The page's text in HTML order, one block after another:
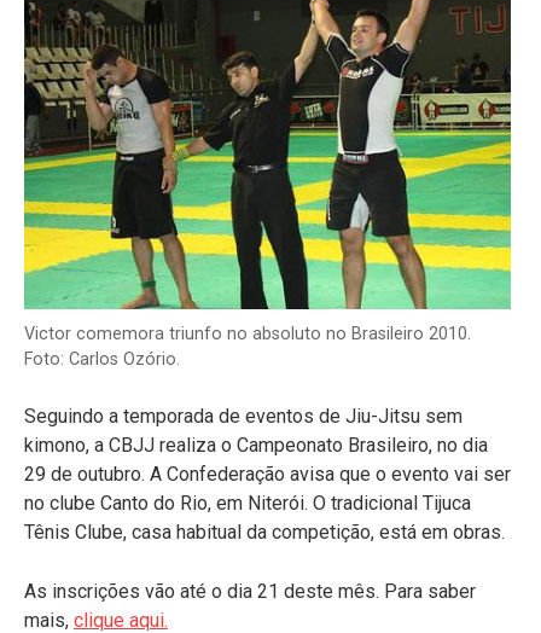
Victor comemora triunfo no absoluto no Brasileiro 2010.
Foto: Carlos Ozório.
Seguindo a temporada de eventos de Jiu-Jitsu sem
kimono, a CBJJ realiza o Campeonato Brasileiro, no dia
29 de outubro. A Confederação avisa que o evento vai ser
no clube Canto do Rio, em Niterói. O tradicional Tijuca
Tênis Clube, casa habitual da competição, está em obras.
As inscrições vão até o dia 21 deste mês. Para saber
mais, clique aqui.